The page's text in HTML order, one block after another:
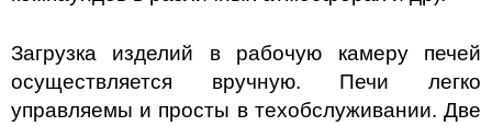
Загрузка изделий в рабочую камеру печей
осуществляется вручную. Печи легко
управляемы и просты в техобслуживании. Две